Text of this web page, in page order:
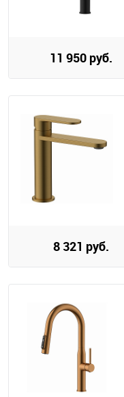
11 950 руб.
8 321 руб.